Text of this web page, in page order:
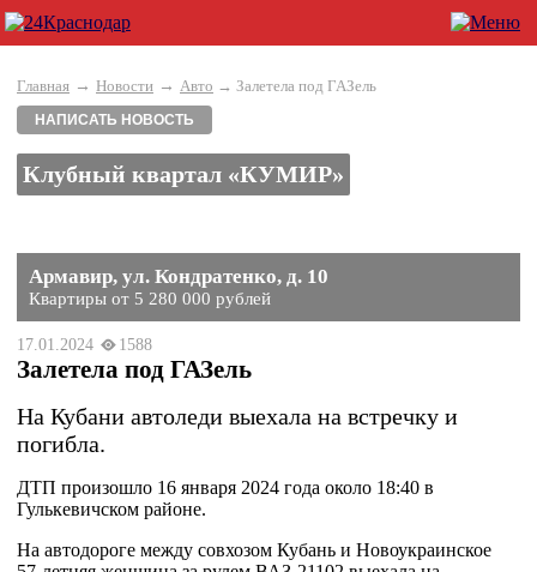
Главная → Новости → Авто → Залетела под ГАЗель
НАПИСАТЬ НОВОСТЬ
Клубный квартал «КУМИР»
Армавир, ул. Кондратенко, д. 10
Квартиры от 5 280 000 рублей
17.01.2024 1588
Залетела под ГАЗель
На Кубани автоледи выехала на встречку и
погибла.
ДТП произошло 16 января 2024 года около 18:40 в
Гулькевичском районе.
На автодороге между совхозом Кубань и Новоукраинское